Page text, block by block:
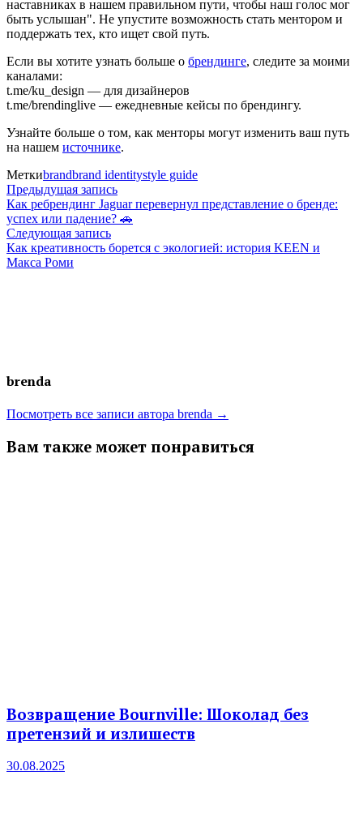
наставниках в нашем правильном пути, чтобы наш голос мог
быть услышан". Не упустите возможность стать ментором и
поддержать тех, кто ищет свой путь.
Если вы хотите узнать больше о брендинге, следите за моими
каналами:
t.me/ku_design — для дизайнеров
t.me/brendinglive — ежедневные кейсы по брендингу.
Узнайте больше о том, как менторы могут изменить ваш путь
на нашем источнике.
Меткиbrandbrand identitystyle guide
Навигация
по
записям
Предыдущая записьПредыдущая
запись:
Как ребрендинг Jaguar перевернул представление о бренде:
успех или падение? 🚗
Следующая записьСледующая
запись:
Как креативность борется с экологией: история KEEN и
Макса Роми
brenda
Посмотреть все записи автора brenda →
Вам также может понравиться
Возвращение Bournville: Шоколад без
претензий и излишеств
30.08.2025